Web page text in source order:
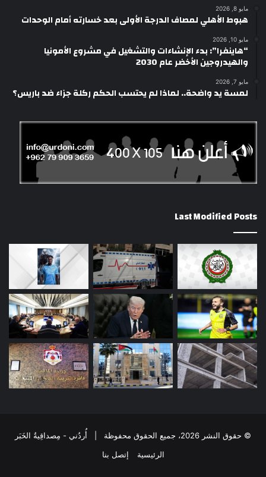
مايو 8, 2026
هبوط الأهلي لمصاف الدرجة الأولى بعد خسارته أمام الوحدات
مايو 10, 2026
“هاينفرا”: بدء الإنشاءات والتشغيل في مشروع الأمونيا
والهيدروجين الأخضر عام 2030
مايو 7, 2026
لمسة يد واضحة.. لماذا لم يحتسب الحكم ركلة جزاء ضد باريس؟
Last Modified Posts
© حقوق النشر 2026، جميع الحقوق محفوظة | أُردُني - مِصداقِيةُ الخَبَر
الرئيسية
إتصل بنا